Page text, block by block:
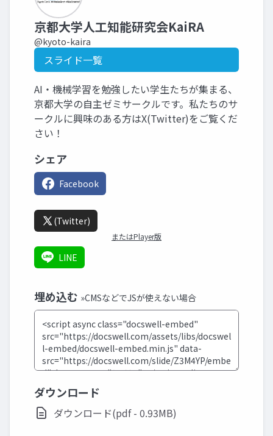
京都大学人工知能研究会KaiRA
@kyoto-kaira
スライド一覧
AI・機械学習を勉強したい学生たちが集まる、
京都大学の自主ゼミサークルです。私たちのサ
ークルに興味のある方はX(Twitter)をご覧くだ
さい！
シェア
Facebook
(Twitter)
またはPlayer版
LINE
埋め込む »CMSなどでJSが使えない場合
ダウンロード
ダウンロード(pdf - 0.93MB)